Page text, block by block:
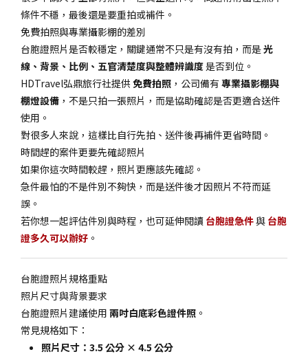
條件不穩，最後還是要重拍或補件。
免費拍照與專業攝影棚的差別
台胞證照片是否較穩定，關鍵通常不只是有沒有拍，而是光
線、背景、比例、五官清楚度與整體辨識度是否到位。
HDTravel弘鼎旅行社提供免費拍照 ，公司備有專業攝影棚與
棚燈設備 ，不是只拍一張照片，而是協助確認是否更適合送件
使用。
對很多人來說，這樣比自行先拍、送件後再補件更省時間。
時間趕的案件更要先確認照片
如果你這次時間較趕，照片更應該先確認。
急件最怕的不是件別不夠快，而是送件後才因照片不符而延
誤。
若你想一起評估件別與時程，也可延伸閱讀 台胞證急件與 台胞
證多久可以辦好 。
台胞證照片規格重點
照片尺寸與背景要求
台胞證照片建議使用 兩吋白底彩色證件照 。
常見規格如下：
照片尺寸：3.5 公分 × 4.5 公分